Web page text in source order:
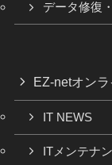
データ修復
EZ-netオンラ
IT NEWS
ITメンテナ